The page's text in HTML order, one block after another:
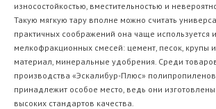
износостойкостью, вместительностью и
Такую мягкую тару вполне можно считать
практичных соображений она чаще используется
мелкофракционных смесей: цемент, песок, крупы
материал, минеральные удобрения. Среди
производства «Эскалибур-Плюс»
принадлежит особое место, ведь они
высоких стандартов качества.